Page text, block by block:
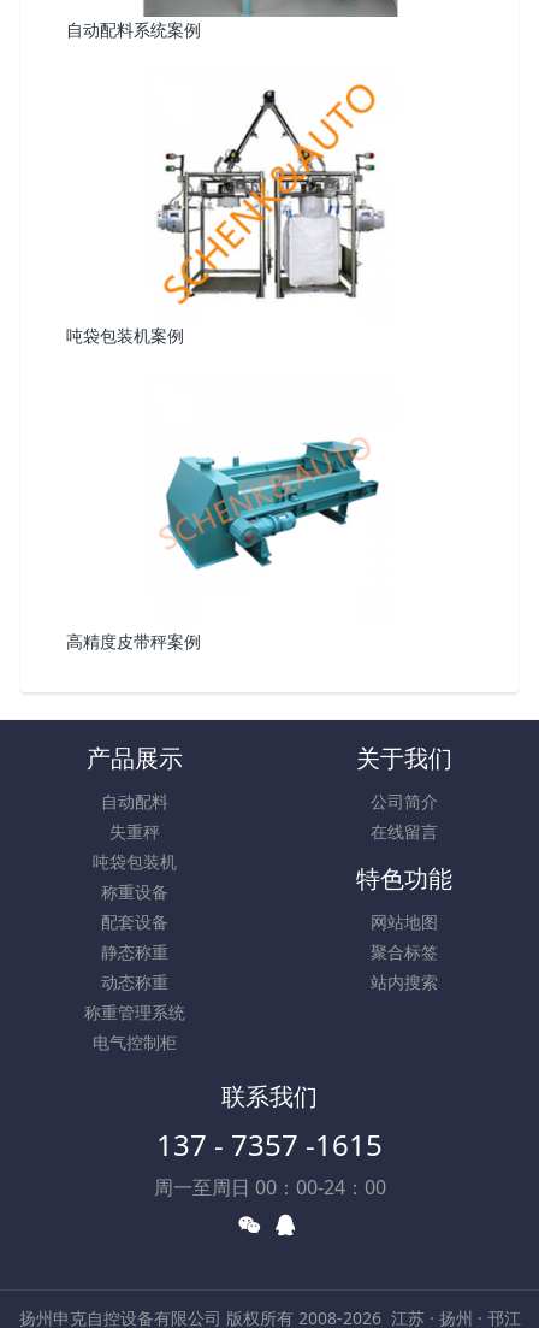
自动配料系统案例
吨袋包装机案例
高精度皮带秤案例
产品展示
自动配料
失重秤
吨袋包装机
称重设备
配套设备
静态称重
动态称重
称重管理系统
电气控制柜
关于我们
公司简介
在线留言
特色功能
网站地图
聚合标签
站内搜索
联系我们
137 - 7357 -1615
周一至周日 00：00-24：00
扬州申克自控设备有限公司 版权所有 2008-2026 江苏 · 扬州 · 邗江